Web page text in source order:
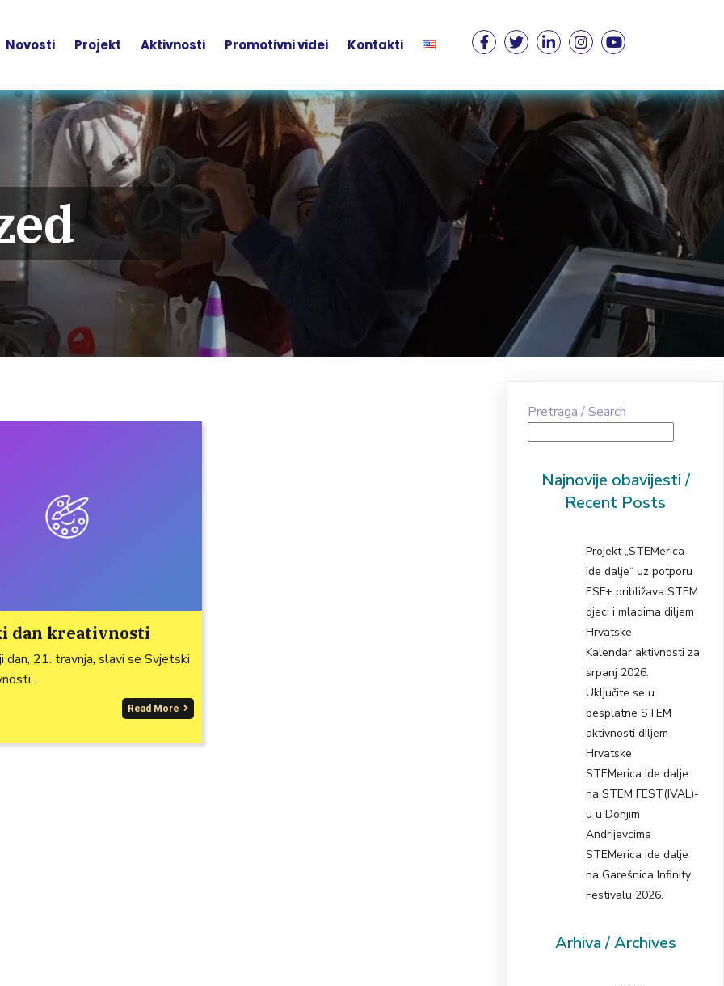
Novosti Projekt Aktivnosti Promotivni videi Kontakti
dan kreativnosti
dan, 21. travnja, slavi se Svjetski
Read More
Pretraga / Search
Najnovije obavijesti /
Recent Posts
Projekt „STEMerica
ide dalje“ uz potporu
ESF+ približava STEM
djeci i mladima diljem
Hrvatske
Kalendar aktivnosti za
srpanj 2026.
Uključite se u
besplatne STEM
aktivnosti diljem
Hrvatske
STEMerica ide dalje
na STEM FEST(IVAL)-
u u Donjim
Andrijevcima
STEMerica ide dalje
na Garešnica Infinity
Festivalu 2026.
Arhiva / Archives